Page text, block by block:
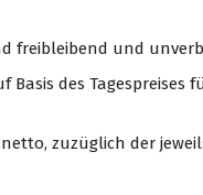
freibleibend und
Basis des
netto, zuzüglich der